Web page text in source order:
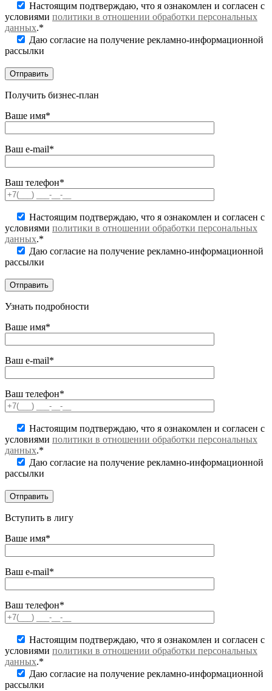
Настоящим подтверждаю, что я ознакомлен и согласен с
условиями политики в отношении обработки персональных
данных.*
Даю согласие на получение рекламно-информационной
рассылки
Получить бизнес-план
Ваше имя*
Ваш e-mail*
Ваш телефон*
Настоящим подтверждаю, что я ознакомлен и согласен с
условиями политики в отношении обработки персональных
данных.*
Даю согласие на получение рекламно-информационной
рассылки
Узнать подробности
Ваше имя*
Ваш e-mail*
Ваш телефон*
Настоящим подтверждаю, что я ознакомлен и согласен с
условиями политики в отношении обработки персональных
данных.*
Даю согласие на получение рекламно-информационной
рассылки
Вступить в лигу
Ваше имя*
Ваш e-mail*
Ваш телефон*
Настоящим подтверждаю, что я ознакомлен и согласен с
условиями политики в отношении обработки персональных
данных.*
Даю согласие на получение рекламно-информационной
рассылки